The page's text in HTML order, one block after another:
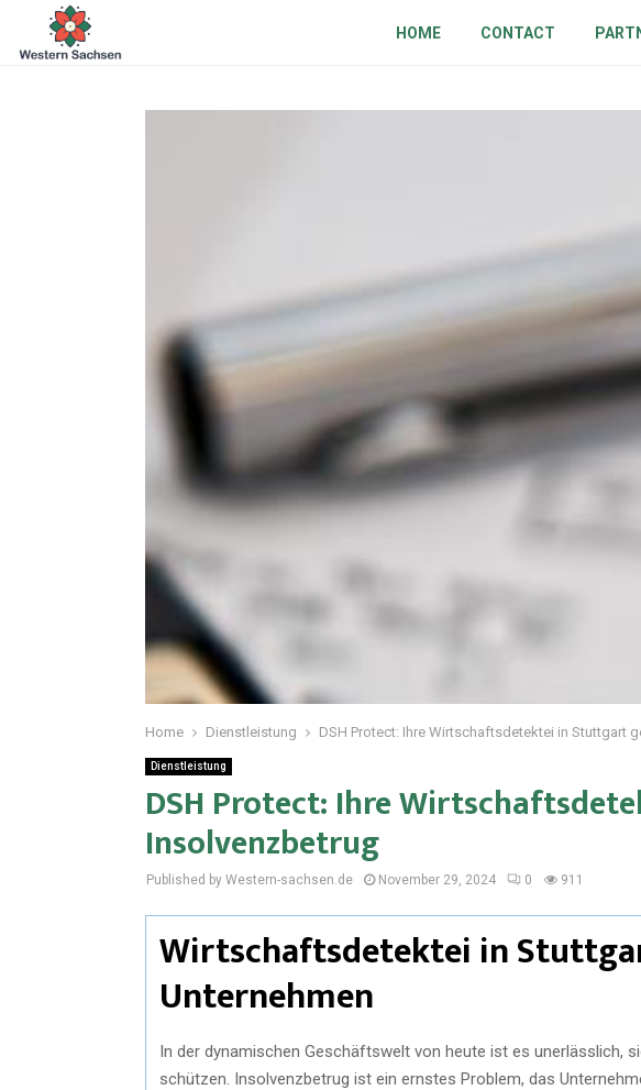
HOME CONTACT
Home Dienstleistung DSH Protect: Ihre Wirtschaftsdetektei in Stuttgart
Dienstleistung
DSH Protect: Ihre
Insolvenzbetrug
Published by Western-sachsen.de November 29, 2024 0 911
Wirtschaftsdetektei in
Unternehmen
In der dynamischen Geschäftswelt von heute ist es unerlässlich,
schützen. Insolvenzbetrug ist ein ernstes Problem, das